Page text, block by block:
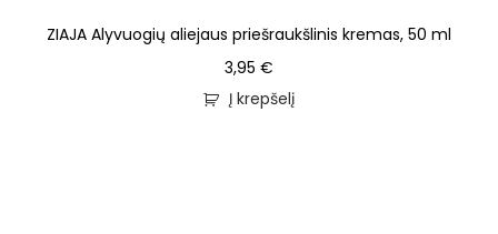
ZIAJA Alyvuogių aliejaus priešraukšlinis kremas, 50 ml
3,95 €
Į krepšelį